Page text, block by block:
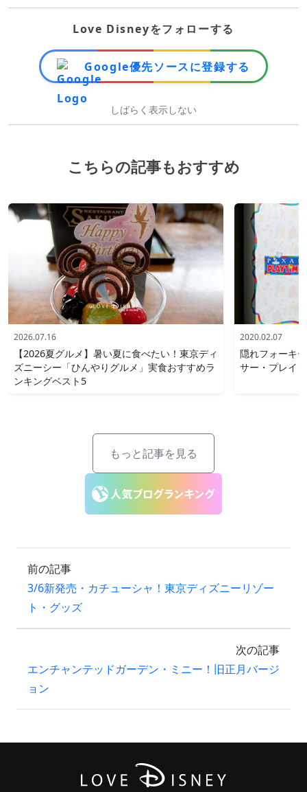
Love Disneyをフォローする
Google優先ソースに登録する
しばらく表示しない
こちらの記事もおすすめ
2026.07.16
【2026夏グルメ】暑い夏に食べたい！東京ディ
ズニーシー「ひんやりグルメ」実食おすすめラ
ンキングベスト5
2020.02.07
隠れフォーキ
サー・プレイ
もっと記事を見る
前の記事
3/6新発売・カチューシャ！東京ディズニーリゾー
ト・グッズ
次の記事
エンチャンテッドガーデン・ミニー！旧正月バージ
ョン